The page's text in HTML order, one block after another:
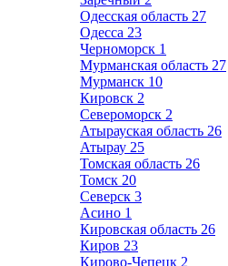
Одесская область 27
Одесса 23
Черноморск 1
Мурманская область 27
Мурманск 10
Кировск 2
Североморск 2
Атырауская область 26
Атырау 25
Томская область 26
Томск 20
Северск 3
Асино 1
Кировская область 26
Киров 23
Кирово-Чепецк 2